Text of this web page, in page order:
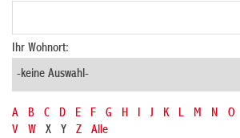
Ihr Wohnort:
A B C D E F G H I J K L M N O
V
W X Y Z Alle